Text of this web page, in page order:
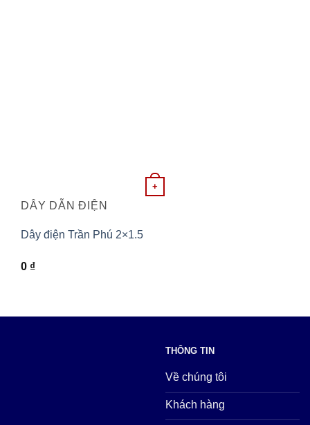
+
DÂY DẪN ĐIỆN
Dây điện Trần Phú 2×1.5
0 ₫
THÔNG TIN
Về chúng tôi
Khách hàng